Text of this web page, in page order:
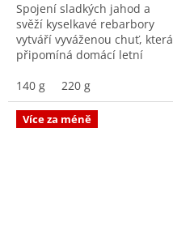
Spojení sladkých jahod a
svěží kyselkavé rebarbory
vytváří vyváženou chuť, která
připomíná domácí letní
marmeláda vařená v malých
dávkách z kvalitních...
140 g 220 g
Více za méně